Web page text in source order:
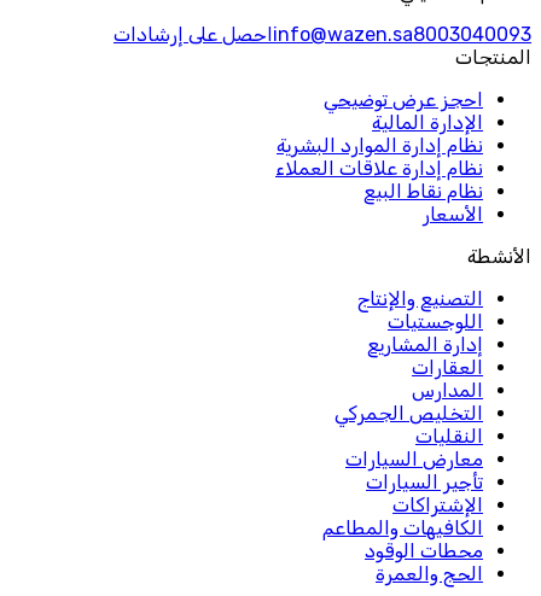
8003040093
info@wazen.sa احصل على إرشادات
المنتجات
احجز عرض توضيحي
الإدارة المالية
نظام إدارة الموارد البشرية
نظام إدارة علاقات العملاء
نظام نقاط البيع
الأسعار
الأنشطة
التصنيع والإنتاج
اللوجستيات
إدارة المشاريع
العقارات
المدارس
التخليص الجمركي
النقليات
معارض السيارات
تأجير السيارات
الإشتراكات
الكافيهات والمطاعم
محطات الوقود
الحج والعمرة